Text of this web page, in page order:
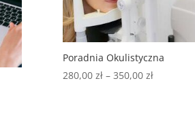
Poradnia Okulistyczna
280,00 zł – 350,00 złZakres